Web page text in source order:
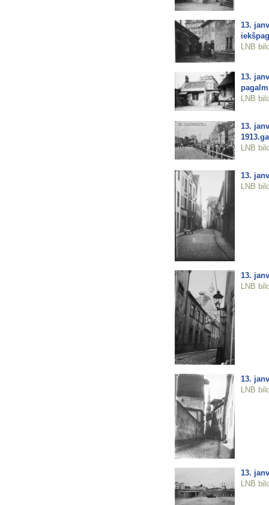
13.
LNB
13.
LNB
13.
LNB
13.
LNB
13.
LNB
13.
LNB
13.
LNB